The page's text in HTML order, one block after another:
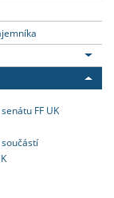
FF UK